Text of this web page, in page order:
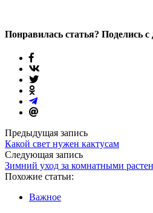
Понравилась статья? Поделись с
Предыдущая запись
Какой свет нужен кактусам
Следующая запись
Зимний уход за комнатными
Похожие статьи:
Важное